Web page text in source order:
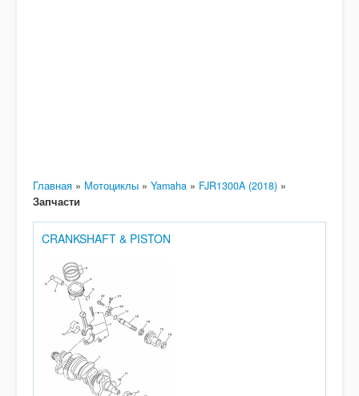
Главная » Мотоциклы » Yamaha » FJR1300A (2018) »
Запчасти
CRANKSHAFT & PISTON